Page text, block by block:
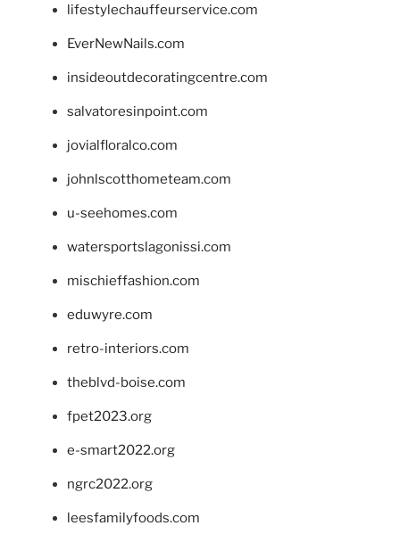
lifestylechauffeurservice.com
EverNewNails.com
insideoutdecoratingcentre.com
salvatoresinpoint.com
jovialfloralco.com
johnlscotthometeam.com
u-seehomes.com
watersportslagonissi.com
mischieffashion.com
eduwyre.com
retro-interiors.com
theblvd-boise.com
fpet2023.org
e-smart2022.org
ngrc2022.org
leesfamilyfoods.com